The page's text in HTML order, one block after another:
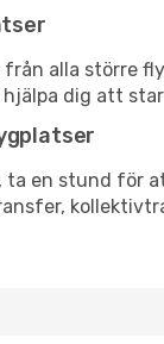
alla större
dig att
ta en stund för